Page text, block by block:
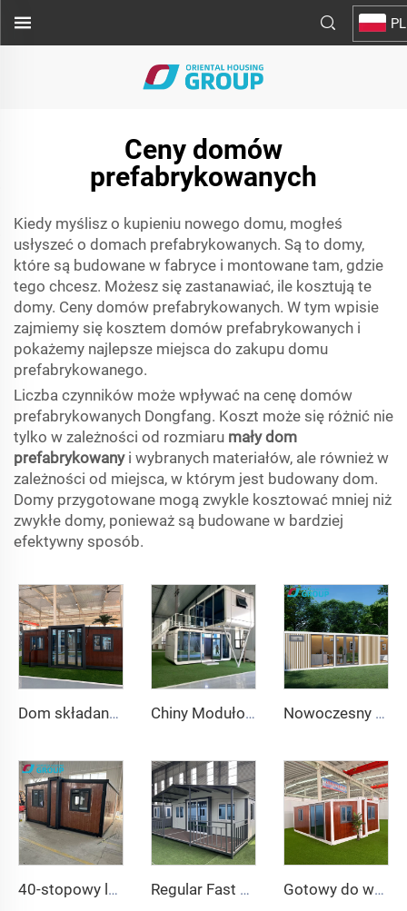
PL
Ceny domów
prefabrykowanych
Kiedy myślisz o kupieniu nowego domu, mogłeś
usłyszeć o domach prefabrykowanych. Są to domy,
które są budowane w fabryce i montowane tam, gdzie
tego chcesz. Możesz się zastanawiać, ile kosztują te
domy. Ceny domów prefabrykowanych. W tym wpisie
zajmiemy się kosztem domów prefabrykowanych i
pokażemy najlepsze miejsca do zakupu domu
prefabrykowanego.
Liczba czynników może wpływać na cenę domów
prefabrykowanych Dongfang. Koszt może się różnić nie
tylko w zależności od rozmiaru mały dom
prefabrykowany i wybranych materiałów, ale również w
zależności od miejsca, w którym jest budowany dom.
Domy przygotowane mogą zwykle kosztować mniej niż
zwykłe domy, ponieważ są budowane w bardziej
efektywny sposób.
Dom składany 20ft 40ft Prefabrykowany przenośny kontenerowy dom rozszerzalny dom mobilny 3 sypialnie modułowy prefabrykowany rozszerzalny dom Chiny Modułowy Dom Kapsułowy Cena Prefabrykowany Dom Jabłkowy na Sprzedaż 20 stóp Nowoczesny luksusowy budynek biurowy Prefabrykowana dźwiękoszczelna kabina robocza Aluminiowa rama Styl chiński dla hoteli i domów inspirowana kabiną Apple
40-stopowy luksusowy prefabrykowany dom kontenerowy z 4 sypialniami, łazienką i kuchnią gotowy do zamieszkania Regular Fast Expand Chińskie domy kontenerowe prefabrykowane o wysokiej jakości 20/40 stóp Nowoczesny rozszerzalny dom kontenerowy z łazienką Gotowy do wysyłki 40 stóp 20 stóp luksusowa lekka stalowa willa pełna łazienka prefabrykowany rozszerzalny kontener dom cena prefabrykowany dom